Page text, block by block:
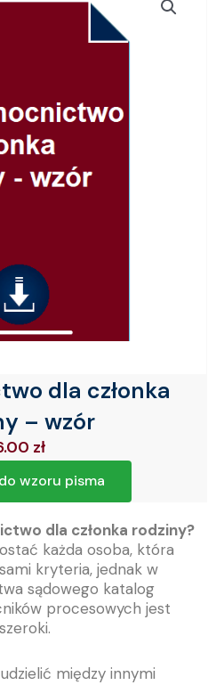
dla członka
– wzór
zł
wzoru pisma
dla członka rodziny?
każda osoba, która
kryteria, jednak w
sądowego katalog
procesowych jest
między innymi